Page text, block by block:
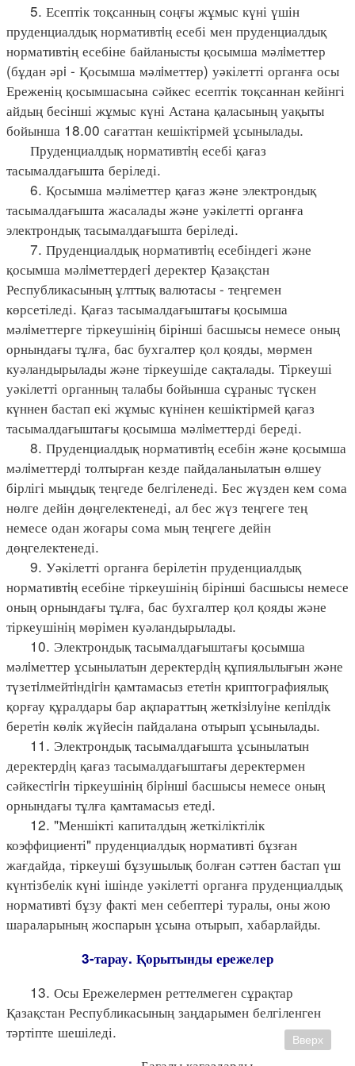
5. Есептік тоқсанның соңғы жұмыс күні үшін
пруденциалдық нормативтiң есебі мен пруденциалдық
нормативтің есебіне байланысты қосымша мәлiметтер
(бұдан әрi - Қосымша мәлiметтер) уәкілетті органға осы
Ереженің қосымшасына сәйкес есептік тоқсаннан кейінгі
айдың бесінші жұмыс күні Астана қаласының уақыты
бойынша 18.00 сағаттан кешіктірмей ұсынылады.
Пруденциалдық нормативтiң есебі қағаз
тасымалдағышта беріледі.
6. Қосымша мәліметтер қағаз және электрондық
тасымалдағышта жасалады және уәкілетті органға
электрондық тасымалдағышта беріледі.
7. Пруденциалдық нормативтiң есебіндегі және
қосымша мәлiметтердегi деректер Қазақстан
Республикасының ұлттық валютасы - теңгемен
көрсетіледі. Қағаз тасымалдағыштағы қосымша
мәлiметтерге тіркеушінің бірінші басшысы немесе оның
орнындағы тұлға, бас бухгалтер қол қояды, мөрмен
куәландырылады және тіркеушіде сақталады. Тіркеуші
уәкілетті органның талабы бойынша сұраныс түскен
күннен бастап екі жұмыс күнінен кешіктірмей қағаз
тасымалдағыштағы қосымша мәлiметтерді береді.
8. Пруденциалдық нормативтiң есебін және қосымша
мәлiметтердi толтырған кезде пайдаланылатын өлшеу
бірлігі мыңдық теңгеде белгіленеді. Бес жүзден кем сома
нөлге дейін дөңгелектенеді, ал бес жүз теңгеге тең
немесе одан жоғары сома мың теңгеге дейін
дөңгелектенеді.
9. Уәкілетті органға берілетін пруденциалдық
нормативтiң есебіне тіркеушінің бірінші басшысы немесе
оның орнындағы тұлға, бас бухгалтер қол қояды және
тіркеушінің мөрімен куәландырылады.
10. Электрондық тасымалдағыштағы қосымша
мәлiметтер ұсынылатын деректердiң құпиялылығын және
түзетiлмейтiндiгiн қамтамасыз ететiн криптографиялық
қорғау құралдары бар ақпараттың жеткiзiлуiне кепiлдiк
беретiн көлiк жүйесiн пайдалана отырып ұсынылады.
11. Электрондық тасымалдағышта ұсынылатын
деректердiң қағаз тасымалдағыштағы деректермен
сәйкестiгiн тіркеушінің бiрiншi басшысы немесе оның
орнындағы тұлға қамтамасыз етедi.
12. "Меншікті капиталдың жеткіліктілік
коэффициенті" пруденциалдық нормативті бұзған
жағдайда, тіркеуші бұзушылық болған сәттен бастап үш
күнтізбелік күні ішінде уәкілетті органға пруденциалдық
нормативті бұзу факті мен себептері туралы, оны жою
шараларының жоспарын ұсына отырып, хабарлайды.
3-тарау. Қорытынды ережелер
13. Осы Ережелермен реттелмеген сұрақтар
Қазақстан Республикасының заңдарымен белгіленген
тәртіпте шешіледі.
Вверх